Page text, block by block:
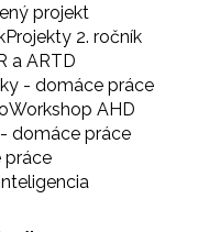
projekt
Projekty 2. ročník
a ARTD
- domáce práce
Workshop AHD
domáce práce
práce